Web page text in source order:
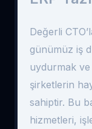
Değerli
günümüz iş
uydurmak ve
şirketlerin
sahiptir. Bu
hizmetleri,